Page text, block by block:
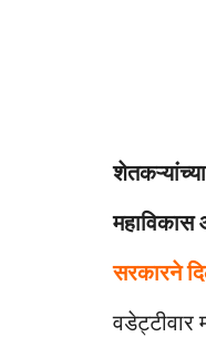
महाविकास
सरकारने
वडेट्टीवार